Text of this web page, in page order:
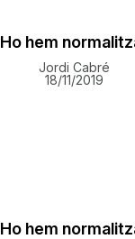
Ho hem
Jordi Cabré
18/11/2019
Ho hem